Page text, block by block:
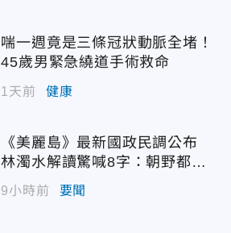
喘一週竟是三條冠狀動脈全堵！
45歲男緊急繞道手術救命
1天前 健康
《美麗島》最新國政民調公布
林濁水解讀驚喊8字：朝野都是
輸家
9小時前 要聞